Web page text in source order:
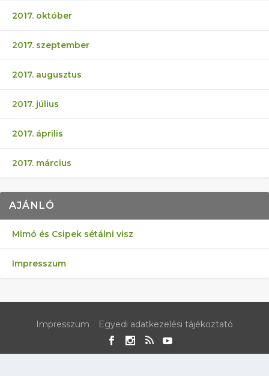
2017. október
2017. szeptember
2017. augusztus
2017. július
2017. április
2017. március
AJÁNLÓ
Mimó és Csipek sétálni visz
Impresszum
Impresszum Egyedi adatkezelési tájékoztató